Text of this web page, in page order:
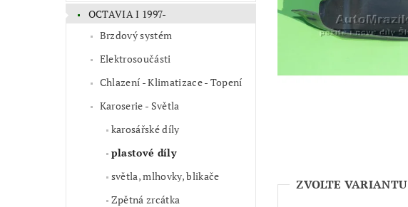
OCTAVIA I 1997-
Brzdový systém
Elektrosoučásti
Chlazení - Klimatizace - Topení
Karoserie - Světla
karosářské díly
plastové díly
světla, mlhovky, blikače
Zpětná zrcátka
ZVOLTE VARIANTU